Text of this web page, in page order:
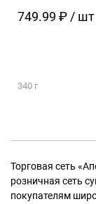
749.99 ₽ / шт
340 г
Торговая сеть
розничная сеть
покупателям